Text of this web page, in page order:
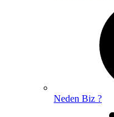
Neden Biz ?